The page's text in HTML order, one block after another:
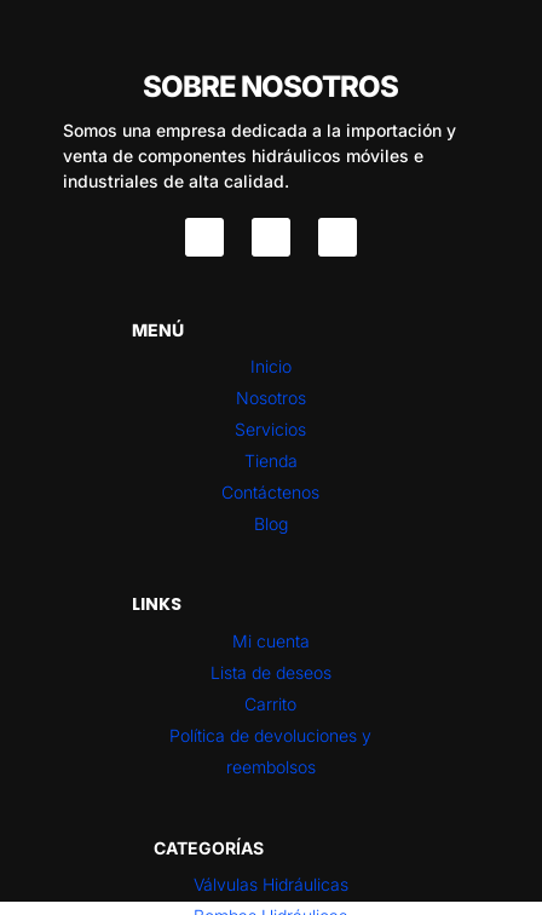
SOBRE NOSOTROS
Somos una empresa dedicada a la importación y
venta de componentes hidráulicos móviles e
industriales de alta calidad.
MENÚ
Inicio
Nosotros
Servicios
Tienda
Contáctenos
Blog
LINKS
Mi cuenta
Lista de deseos
Carrito
Política de devoluciones y
reembolsos
CATEGORÍAS
Válvulas Hidráulicas